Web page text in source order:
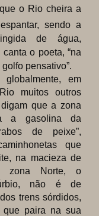
que o Rio cheira a
sendo a
de água,
o poeta, “na
pensativo”.
em
muitos outros
que a zona
a gasolina da
de peixe”,
que
na macieza de
zona Norte, o
não é de
trens sórdidos,
paira na sua